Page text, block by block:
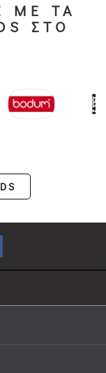
ΜΕ ΤΑ
ΣΤΟ